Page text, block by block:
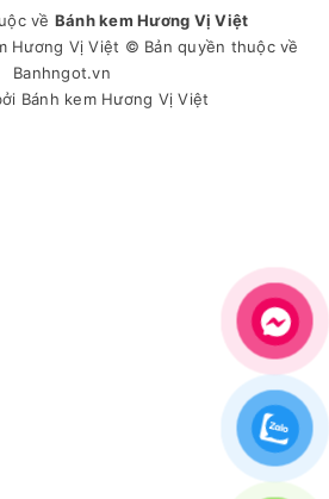
về Bánh kem Hương Vị Việt
Hương Vị Việt © Bản quyền thuộc về
Banhngot.vn
Bánh kem Hương Vị Việt